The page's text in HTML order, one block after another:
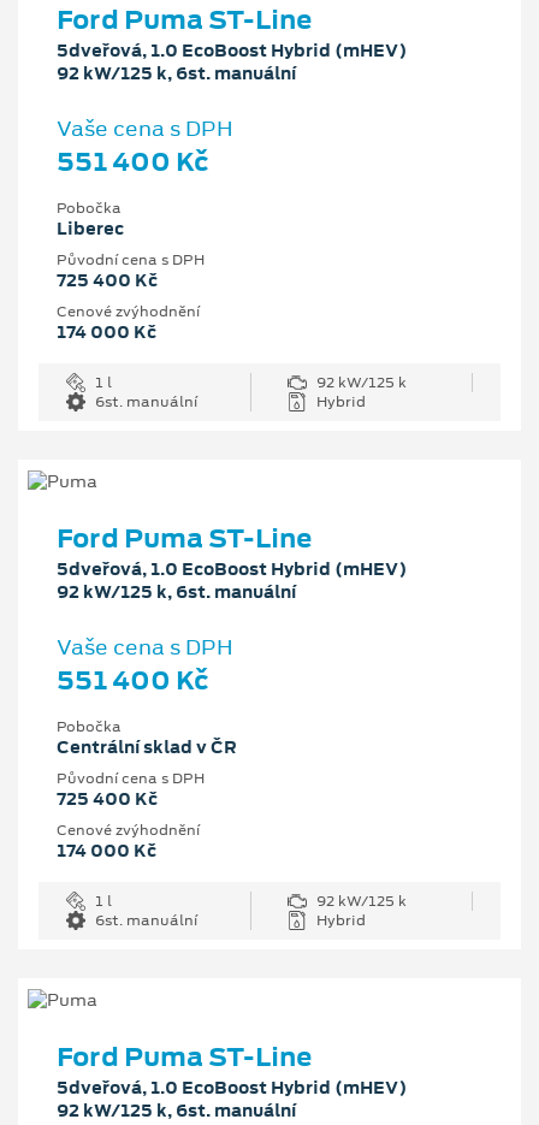
Ford Puma ST-Line
5dveřová, 1.0 EcoBoost Hybrid (mHEV)
92 kW/125 k, 6st. manuální
Vaše cena s DPH
551 400 Kč
Pobočka
Liberec
Původní cena s DPH
725 400 Kč
Cenové zvýhodnění
174 000 Kč
1 l
92 kW/125 k
6st. manuální
Hybrid
Ford Puma ST-Line
5dveřová, 1.0 EcoBoost Hybrid (mHEV)
92 kW/125 k, 6st. manuální
Vaše cena s DPH
551 400 Kč
Pobočka
Centrální sklad v ČR
Původní cena s DPH
725 400 Kč
Cenové zvýhodnění
174 000 Kč
1 l
92 kW/125 k
6st. manuální
Hybrid
Ford Puma ST-Line
5dveřová, 1.0 EcoBoost Hybrid (mHEV)
92 kW/125 k, 6st. manuální